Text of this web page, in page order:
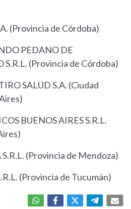
(Provincia de Córdoba)
PEDANO DE
(Provincia de Córdoba)
SALUD S.A. (Ciudad
BUENOS AIRES S.R.L.
(Provincia de Mendoza)
(Provincia de Tucumán)